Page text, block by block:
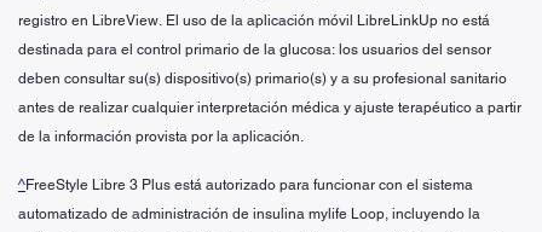
registro en LibreView. El uso de la aplicación móvil LibreLinkUp no está
destinada para el control primario de la glucosa: los usuarios del sensor
deben consultar su(s) dispositivo(s) primario(s) y a su profesional sanitario
antes de realizar cualquier interpretación médica y ajuste terapéutico a partir
de la información provista por la aplicación.
^FreeStyle Libre 3 Plus está autorizado para funcionar con el sistema
automatizado de administración de insulina mylife Loop, incluyendo la